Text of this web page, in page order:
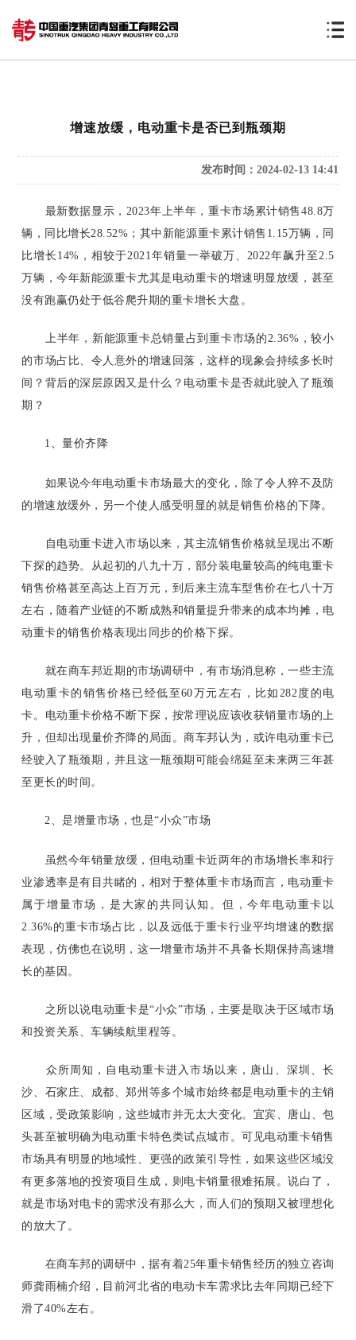
增速放缓，电动重卡是否已到瓶颈期
发布时间：2024-02-13 14:41
最新数据显示， 2023年上半年，重卡市场累计销售48.8万
辆，同比增长28.52%；其中新能源重卡累计销售1.15万辆，同
比增长14%，相较于2021年销量一举破万、2022年飙升至2.5
万辆，今年新能源重卡尤其是电动重卡的增速明显放缓，甚至
没有跑赢仍处于低谷爬升期的重卡增长大盘。
上半年，新能源重卡总销量占到重卡市场的2.36%，较小
的市场占比、令人意外的增速回落，这样的现象会持续多长时
间？背后的深层原因又是什么？电动重卡是否就此驶入了瓶颈
期？
1、量价齐降
如果说今年电动重卡市场最大的变化，除了令人猝不及防
的增速放缓外，另一个使人感受明显的就是销售价格的下降。
自电动重卡进入市场以来，其主流销售价格就呈现出不断
下探的趋势。从起初的八九十万，部分装电量较高的纯电重卡
销售价格甚至高达上百万元，到后来主流车型售价在七八十万
左右，随着产业链的不断成熟和销量提升带来的成本均摊，电
动重卡的销售价格表现出同步的价格下探。
就在商车邦近期的市场调研中，有市场消息称，一些主流
电动重卡的销售价格已经低至 60万元左右，比如282度的电
卡。电动重卡价格不断下探，按常理说应该收获销量市场的上
升，但却出现量价齐降的局面。商车邦认为，或许电动重卡已
经驶入了瓶颈期，并且这一瓶颈期可能会绵延至未来两三年甚
至更长的时间。
2、是增量市场，也是“小众”市场
虽然今年销量放缓，但电动重卡近两年的市场增长率和行
业渗透率是有目共睹的，相对于整体重卡市场而言，电动重卡
属于增量市场，是大家的共同认知。但，今年电动重卡以
2.36%的重卡市场占比，以及远低于重卡行业平均增速的数据
表现，仿佛也在说明，这一增量市场并不具备长期保持高速增
长的基因。
之所以说电动重卡是“小众”市场，主要是取决于区域市场
和投资关系、车辆续航里程等。
众所周知，自电动重卡进入市场以来，唐山、深圳、长
沙、石家庄、成都、郑州等多个城市始终都是电动重卡的主销
区域，受政策影响，这些城市并无太大变化。宜宾、唐山、包
头甚至被明确为电动重卡特色类试点城市。可见电动重卡销售
市场具有明显的地域性、更强的政策引导性，如果这些区域没
有更多落地的投资项目生成，则电卡销量很难拓展。说白了，
就是市场对电卡的需求没有那么大，而人们的预期又被理想化
的放大了。
在商车邦的调研中，据有着25年重卡销售经历的独立咨询
师龚雨楠介绍，目前河北省的电动卡车需求比去年同期已经下
滑了40%左右。